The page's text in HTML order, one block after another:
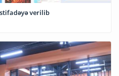
verilib